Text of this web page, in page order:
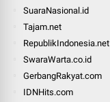
SuaraNasional.id
Tajam.net
RepublikIndonesia.net
SwaraWarta.co.id
GerbangRakyat.com
IDNHits.com